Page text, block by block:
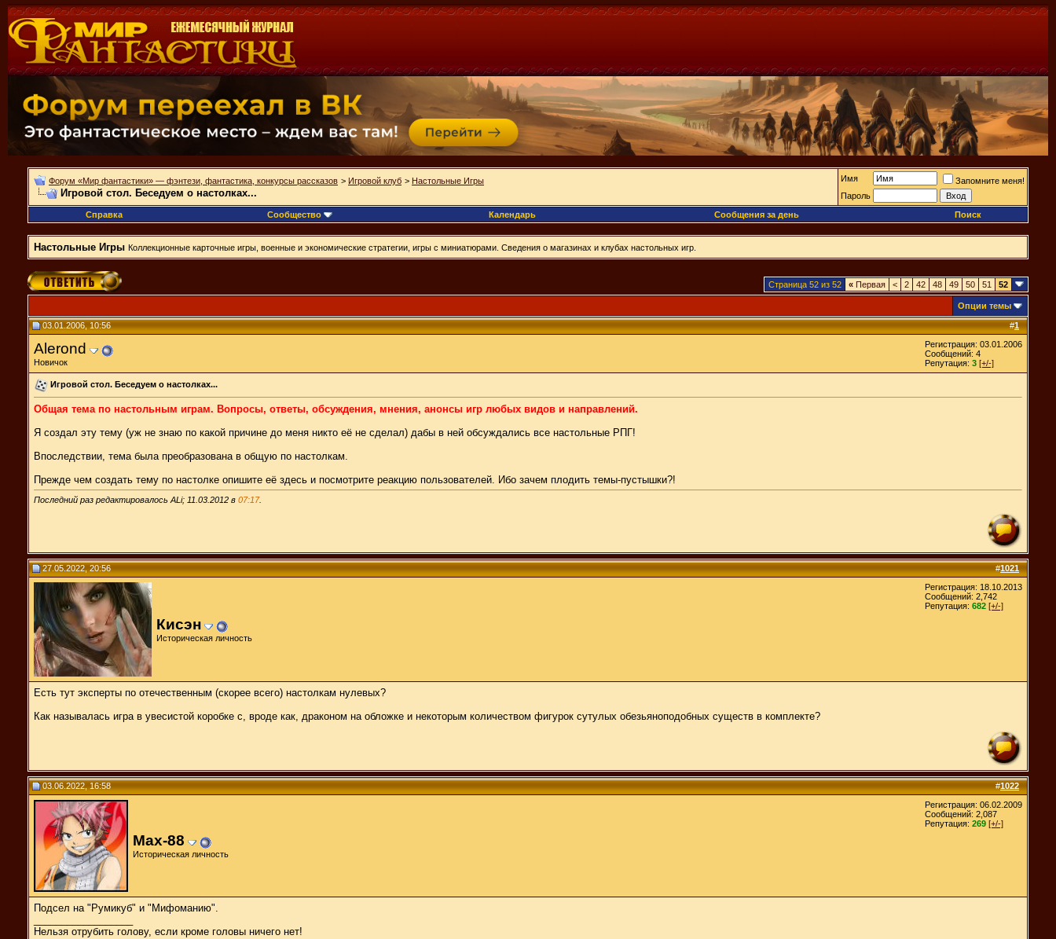
Форум «Мир фантастики» — фэнтези, фантастика, конкурсы рассказов > Игровой клуб > Настольные Игры
Игровой стол. Беседуем о настолках...
Имя
Запомните меня!
Пароль
Справка
Сообщество Календарь Сообщения за день Поиск
Настольные Игры Коллекционные карточные игры, военные и экономические стратегии, игры с миниатюрами. Сведения о магазинах и клубах настольных игр.
Страница 52 из 52 « Первая < 2 42 48 49 50 51 52
Опции темы
#1
03.01.2006, 10:56
Alerond
Новичок
Регистрация: 03.01.2006
Сообщений: 4
Репутация: 3 [+/-]
Игровой стол. Беседуем о настолках...
Общая тема по настольным играм. Вопросы, ответы, обсуждения, мнения, анонсы игр любых видов и направлений.
Я создал эту тему (уж не знаю по какой причине до меня никто её не сделал) дабы в ней обсуждались все настольные РПГ!
Впоследствии, тема была преобразована в общую по настолкам.
Прежде чем создать тему по настолке опишите её здесь и посмотрите реакцию пользователей. Ибо зачем плодить темы-пустышки?!
Последний раз редактировалось ALi; 11.03.2012 в 07:17.
#1021
27.05.2022, 20:56
Кисэн
Историческая личность
Регистрация: 18.10.2013
Сообщений: 2,742
Репутация: 682 [+/-]
Есть тут эксперты по отечественным (скорее всего) настолкам нулевых?
Как называлась игра в увесистой коробке с, вроде как, драконом на обложке и некоторым количеством фигурок сутулых обезьяноподобных существ в комплекте?
#1022
03.06.2022, 16:58
Max-88
Историческая личность
Регистрация: 06.02.2009
Сообщений: 2,087
Репутация: 269 [+/-]
Подсел на "Румикуб" и "Мифоманию".
Нельзя отрубить голову, если кроме головы ничего нет!